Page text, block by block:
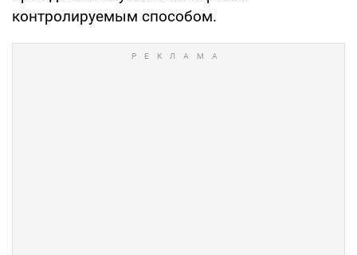
контролируемым способом.